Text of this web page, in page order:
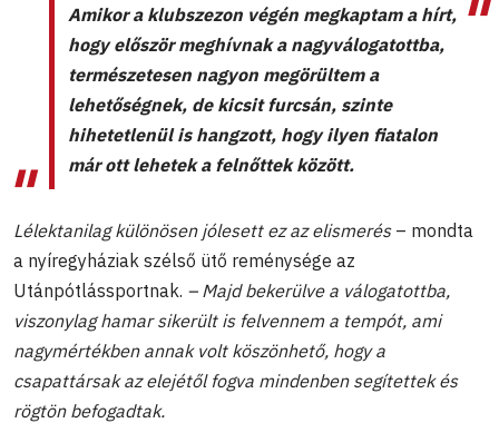
Amikor a klubszezon végén megkaptam a hírt,
hogy először meghívnak a nagyválogatottba,
természetesen nagyon megörültem a
lehetőségnek, de kicsit furcsán, szinte
hihetetlenül is hangzott, hogy ilyen fiatalon
már ott lehetek a felnőttek között.
Lélektanilag különösen jólesett ez az elismerés – mondta
a nyíregyháziak szélső ütő reménysége az
Utánpótlássportnak. – Majd bekerülve a válogatottba,
viszonylag hamar sikerült is felvennem a tempót, ami
nagymértékben annak volt köszönhető, hogy a
csapattársak az elejétől fogva mindenben segítettek és
rögtön befogadtak.